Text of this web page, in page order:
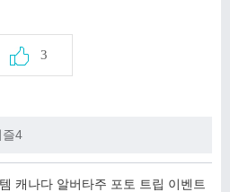
3
즐4
캐나다 알버타주 포토 트립 이벤트